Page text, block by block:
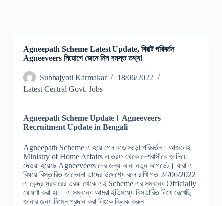
Agneepath Scheme Latest Update, বিরাট পরিবর্তন
Agneeveers নিয়োগে জেনে নিন সমস্ত তথ্য!
Subhajyoti Karmakar
18/06/2022
Latest Central Govt. Jobs
Agneepath Scheme Update। Agneeveers
Recruitment Update in Bengali
Agneepath Scheme এ হয়ে গেল বড়োসড়ো পরিবর্তন। আজলেই
Ministry of Home Affairs এ তরফ থেকে দেশবাসীকে জানিয়ে
দেওয়া হয়েছে Agneeveers দের জন্য আনা নতুন আপডেট। যারা এ
বিষয়ে বিস্তারিত জানেননা তাদের উদ্দেশ্যে বলে রাখি গত 24/06/2022
এ কেন্দ্র সরকারের তরফ থেকে এই Scheme এর সম্বন্ধে Officially
ঘোষণা করা হয়। এ সম্বন্ধে আমরা ইতিমধ্যে বিস্তারিত লিখে রেখেছি
জানার জন্য নিম্নে প্রদান করা লিংকে ক্লিক করুন।